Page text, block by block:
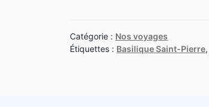
Catégorie : Nos voyages
Étiquettes : Basilique Saint-Pierre,